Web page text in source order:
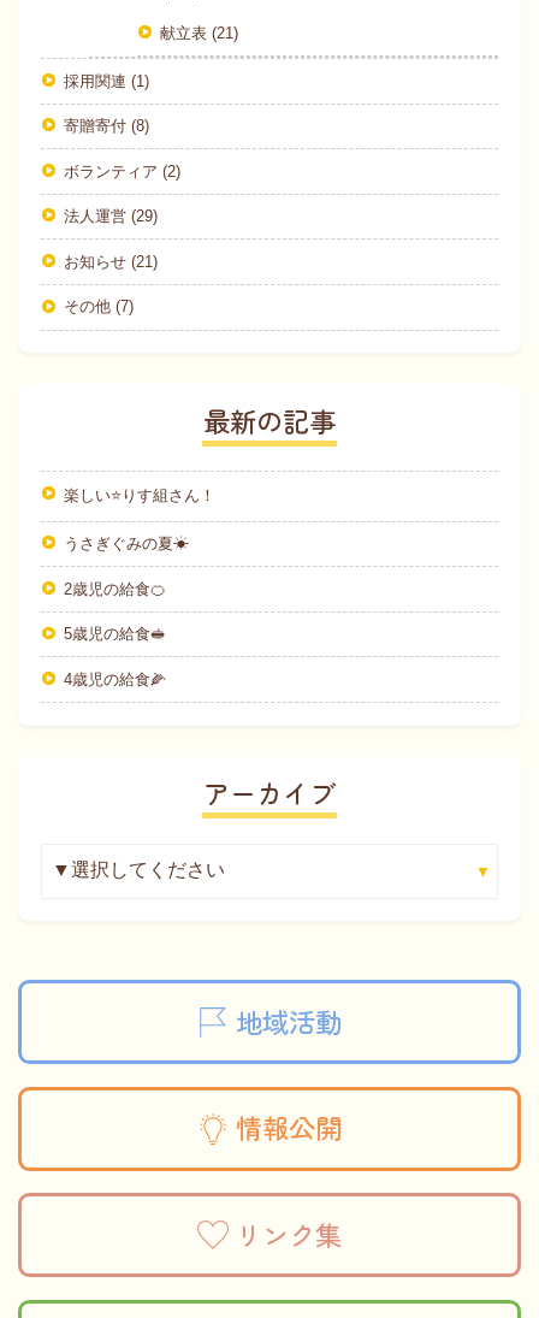
献立表 (21)
採用関連 (1)
寄贈寄付 (8)
ボランティア (2)
法人運営 (29)
お知らせ (21)
その他 (7)
最新の記事
楽しい⭐りす組さん！
うさぎぐみの夏☀
2歳児の給食🍊
5歳児の給食🥪
4歳児の給食🌽
アーカイブ
地域活動
情報公開
リンク集